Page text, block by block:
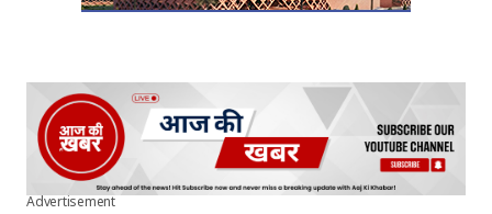
Advertisement